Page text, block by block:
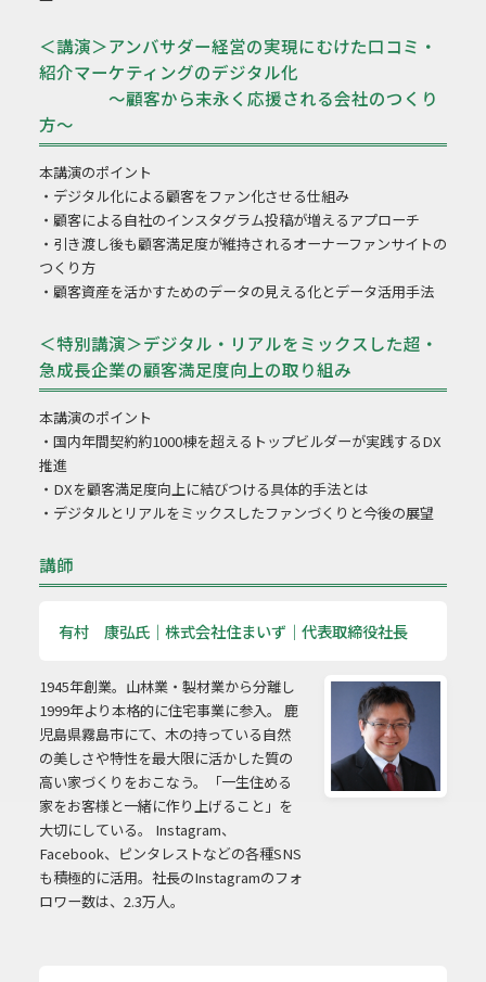
＜講演＞アンバサダー経営の実現にむけた口コミ・
紹介マーケティングのデジタル化
～顧客から末永く応援される会社のつくり
方～
本講演のポイント
・デジタル化による顧客をファン化させる仕組み
・顧客による自社のインスタグラム投稿が増えるアプローチ
・引き渡し後も顧客満足度が維持されるオーナーファンサイトの
つくり方
・顧客資産を活かすためのデータの見える化とデータ活用手法
＜特別講演＞デジタル・リアルをミックスした超・
急成長企業の顧客満足度向上の取り組み
本講演のポイント
・国内年間契約約1000棟を超えるトップビルダーが実践するDX
推進
・DXを顧客満足度向上に結びつける具体的手法とは
・デジタルとリアルをミックスしたファンづくりと今後の展望
講師
有村 康弘氏｜株式会社住まいず｜代表取締役社長
1945年創業。山林業・製材業から分離し
1999年より本格的に住宅事業に参入。 鹿
児島県霧島市にて、木の持っている自然
の美しさや特性を最大限に活かした質の
高い家づくりをおこなう。「一生住める
家をお客様と一緒に作り上げること」を
大切にしている。 Instagram、
Facebook、ピンタレストなどの各種SNS
も積極的に活用。社長のInstagramのフォ
ロワー数は、2.3万人。